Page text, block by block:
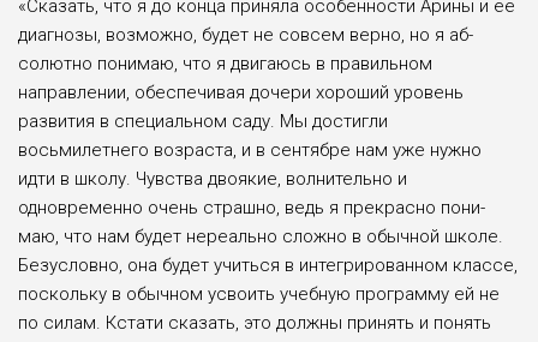
«Сказать, что я до конца приняла осо­бенности Арины и её
диагнозы, воз­можно, будет не совсем верно, но я аб­
солютно понимаю, что я двигаюсь в правильном
направлении, обеспечи­вая дочери хороший уровень
разви­тия в специальном саду. Мы достигли
восьмилетнего возраста, и в сентябре нам уже нужно
идти в школу. Чувства двоякие, волнительно и
одновременно очень страшно, ведь я прекрасно пони­
маю, что нам будет нереально сложно в обычной школе.
Безусловно, она бу­дет учиться в интегрированном классе,
поскольку в обычном усвоить учебную программу ей не
по силам. Кстати ска­зать, это должны принять и понять